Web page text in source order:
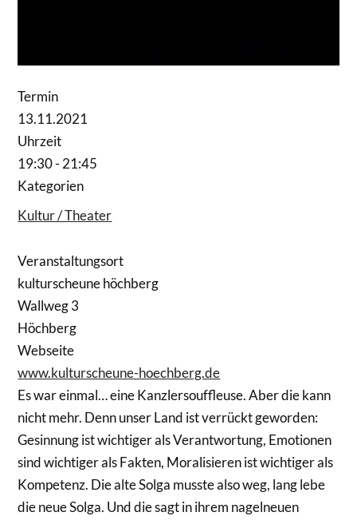
Termin
13.11.2021
Uhrzeit
19:30 - 21:45
Kategorien
Kultur / Theater
Veranstaltungsort
kulturscheune höchberg
Wallweg 3
Höchberg
Webseite
www.kulturscheune-hoechberg.de
Es war einmal… eine Kanzlersouffleuse. Aber die kann
nicht mehr. Denn unser Land ist verrückt geworden:
Gesinnung ist wichtiger als Verantwortung, Emotionen
sind wichtiger als Fakten, Moralisieren ist wichtiger als
Kompetenz. Die alte Solga musste also weg, lang lebe
die neue Solga. Und die sagt in ihrem nagelneuen